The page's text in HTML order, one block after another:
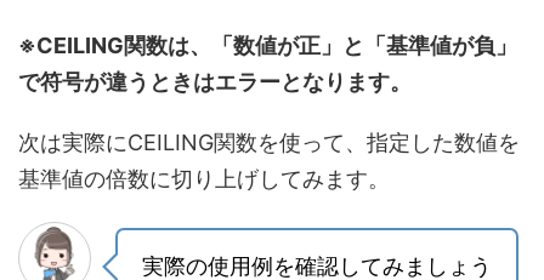
※CEILING関数は、「数値が正」と「基準値が負」
で符号が違うときはエラーとなります。
次は実際にCEILING関数を使って、指定した数値を
基準値の倍数に切り上げしてみます。
実際の使用例を確認してみましょう